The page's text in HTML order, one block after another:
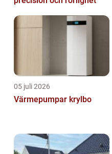
05 juli 2026
Värmepumpar krylbo